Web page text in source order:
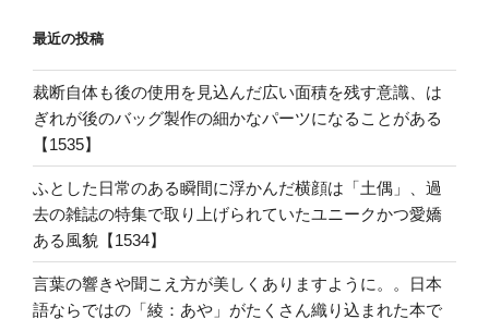
最近の投稿
裁断自体も後の使用を見込んだ広い面積を残す意識、は
ぎれが後のバッグ製作の細かなパーツになることがある
【1535】
ふとした日常のある瞬間に浮かんだ横顔は「土偶」、過
去の雑誌の特集で取り上げられていたユニークかつ愛嬌
ある風貌【1534】
言葉の響きや聞こえ方が美しくありますように。。日本
語ならではの「綾：あや」がたくさん織り込まれた本で